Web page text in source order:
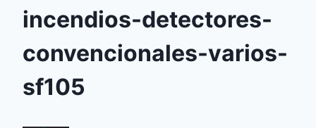
incendios-detectores-
convencionales-varios-
sf105